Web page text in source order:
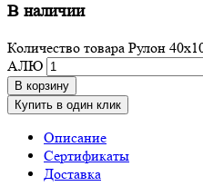
В наличии
Количество товара Рулон
АЛЮ
В корзину
Купить в один клик
Описание
Сертификаты
Доставка